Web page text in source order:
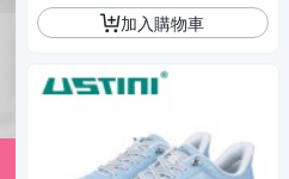
加入購物車